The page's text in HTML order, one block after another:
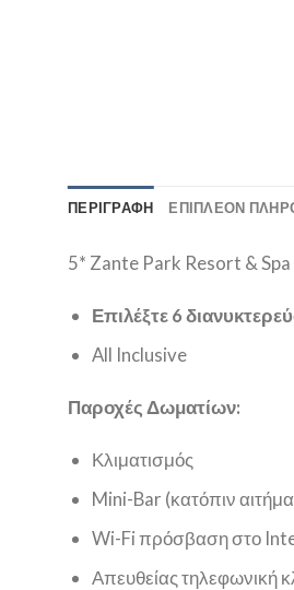
ΠΕΡΙΓΡΑΦΉ ΕΠΙΠΛΈΟΝ
5* Zante Park Resort &
Επιλέξτε 6
All Inclusive
Παροχές Δωματίων:
Κλιματισμός
Mini-Bar (κατόπιν
Wi-Fi πρόσβαση στο
Απευθείας τηλεφωνική